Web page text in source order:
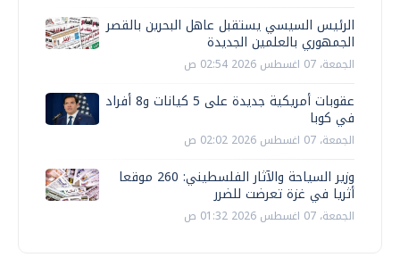
الرئيس السيسي يستقبل عاهل البحرين بالقصر
الجمهوري بالعلمين الجديدة
الجمعة، 07 اغسطس 2026 02:54 ص
عقوبات أمريكية جديدة على 5 كيانات و8 أفراد
في كوبا
الجمعة، 07 اغسطس 2026 02:02 ص
وزير السياحة والآثار الفلسطيني: 260 موقعا
أثريا في غزة تعرضت للضرر
الجمعة، 07 اغسطس 2026 01:32 ص